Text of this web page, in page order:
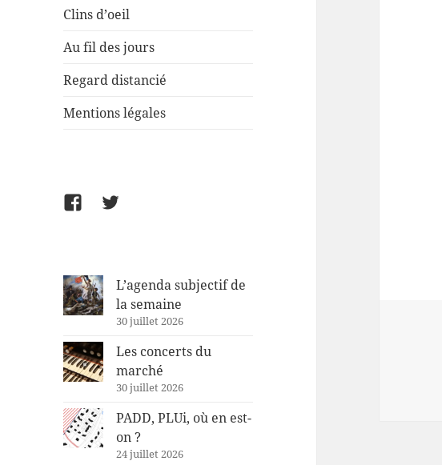
Clins d’oeil
Au fil des jours
Regard distancié
Mentions légales
FacebookTwitter
L’agenda subjectif de
la semaine
30 juillet 2026
Les concerts du
marché
30 juillet 2026
PADD, PLUi, où en est-
on ?
24 juillet 2026